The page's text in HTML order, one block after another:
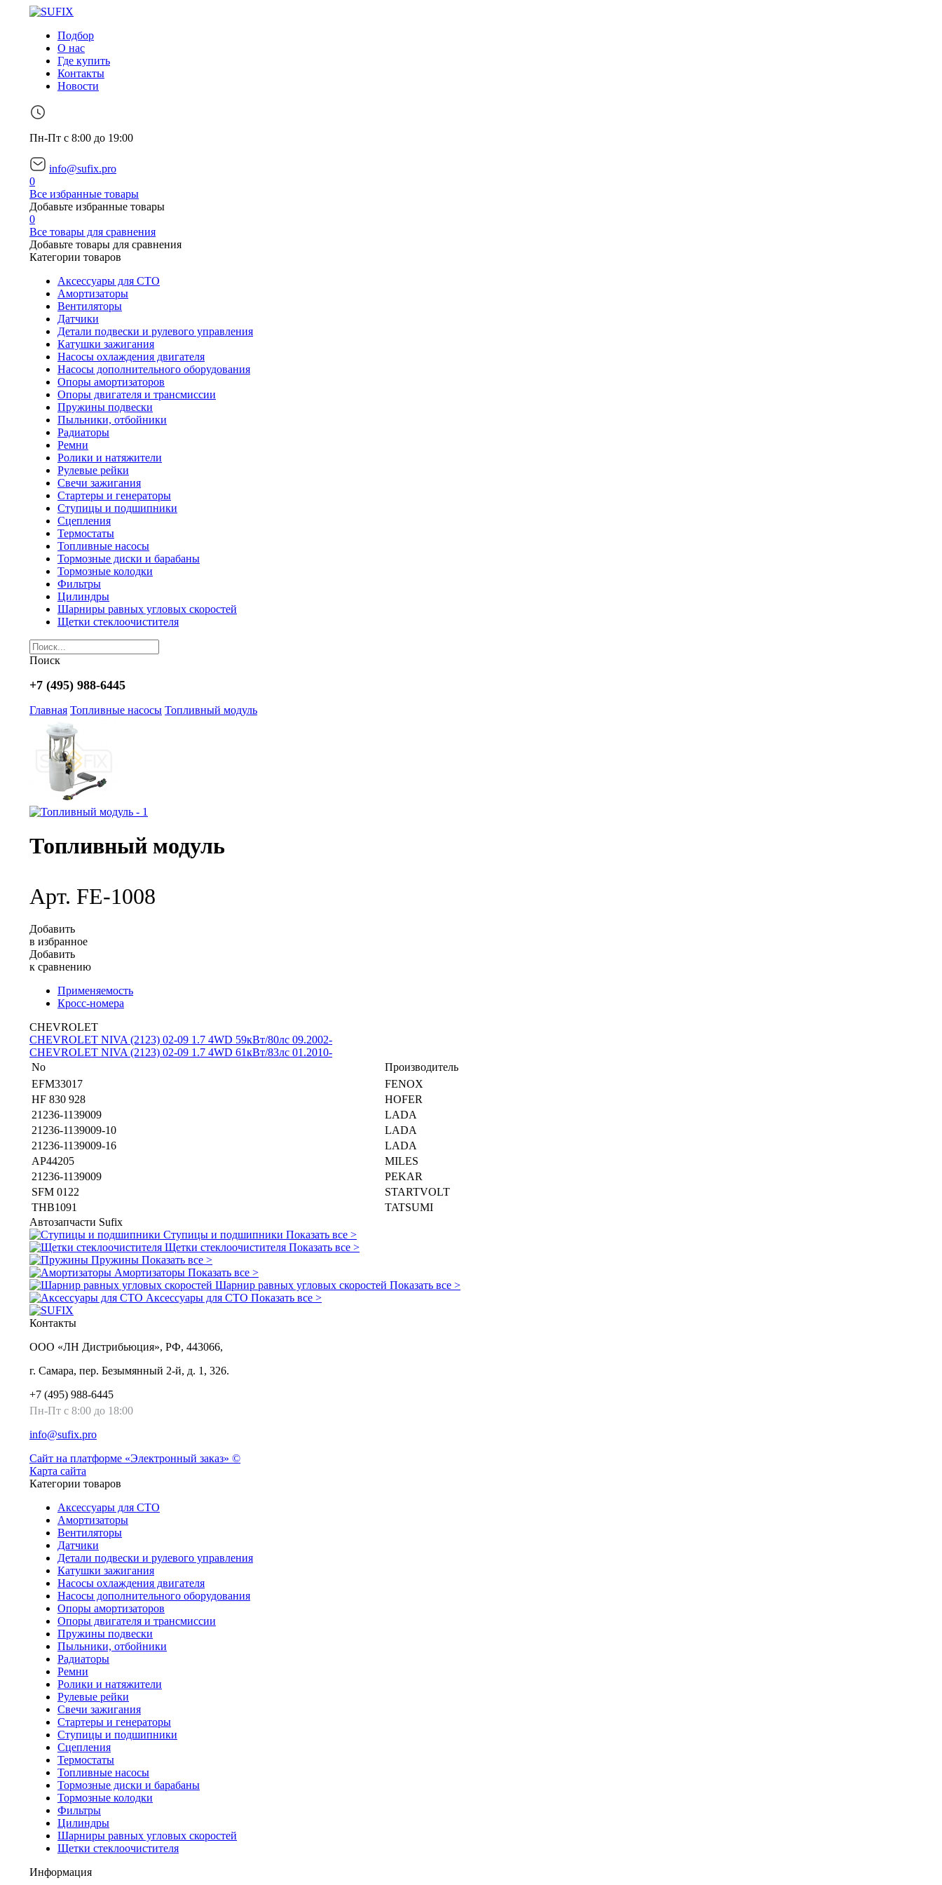
Подбор
О нас
Где купить
Контакты
Новости
Пн-Пт с 8:00 до 19:00
info@sufix.pro
0
Все избранные товары
Добавьте избранные товары
0
Все товары для сравнения
Добавьте товары для сравнения
Категории товаров
Аксессуары для СТО
Амортизаторы
Вентиляторы
Датчики
Детали подвески и рулевого управления
Катушки зажигания
Насосы охлаждения двигателя
Насосы дополнительного оборудования
Опоры амортизаторов
Опоры двигателя и трансмиссии
Пружины подвески
Пыльники, отбойники
Радиаторы
Ремни
Ролики и натяжители
Рулевые рейки
Свечи зажигания
Стартеры и генераторы
Ступицы и подшипники
Сцепления
Термостаты
Топливные насосы
Тормозные диски и барабаны
Тормозные колодки
Фильтры
Цилиндры
Шарниры равных угловых скоростей
Щетки стеклоочистителя
Поиск
+7 (495) 988-6445
Главная Топливные насосы Топливный модуль
Топливный модуль
Арт. FE-1008
Добавить
в избранное
Добавить
к сравнению
Применяемость
Кросс-номера
CHEVROLET
CHEVROLET NIVA (2123) 02-09 1.7 4WD 59кВт/80лс 09.2002-
CHEVROLET NIVA (2123) 02-09 1.7 4WD 61кВт/83лс 01.2010-
No
Производитель
EFM33017
FENOX
HF 830 928
HOFER
21236-1139009
LADA
21236-1139009-10
LADA
21236-1139009-16
LADA
AP44205
MILES
21236-1139009
PEKAR
SFM 0122
STARTVOLT
THB1091
TATSUMI
Автозапчасти Sufix
Ступицы и подшипники Показать все >
Щетки стеклоочистителя Показать все >
Пружины Показать все >
Амортизаторы Показать все >
Шарнир равных угловых скоростей Показать все >
Аксессуары для СТО Показать все >
Контакты
ООО «ЛН Дистрибьюция», РФ, 443066,
г. Самара, пер. Безымянный 2-й, д. 1, 326.
+7 (495) 988-6445
Пн-Пт с 8:00 до 18:00
info@sufix.pro
Сайт на платформе «Электронный заказ» ©
Карта сайта
Категории товаров
Аксессуары для СТО
Амортизаторы
Вентиляторы
Датчики
Детали подвески и рулевого управления
Катушки зажигания
Насосы охлаждения двигателя
Насосы дополнительного оборудования
Опоры амортизаторов
Опоры двигателя и трансмиссии
Пружины подвески
Пыльники, отбойники
Радиаторы
Ремни
Ролики и натяжители
Рулевые рейки
Свечи зажигания
Стартеры и генераторы
Ступицы и подшипники
Сцепления
Термостаты
Топливные насосы
Тормозные диски и барабаны
Тормозные колодки
Фильтры
Цилиндры
Шарниры равных угловых скоростей
Щетки стеклоочистителя
Информация